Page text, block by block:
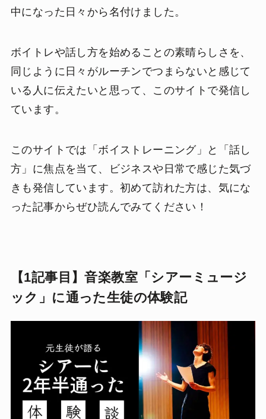
中になった日々から名付けました。
ボイトレや話し方を始めることの素晴らしさを、
同じように日々がルーチンでつまらないと感じて
いる人に伝えたいと思って、このサイトで発信し
ています。
このサイトでは「ボイストレーニング」と「話し
方」に焦点を当て、ビジネスや日常で感じた気づ
きも発信しています。初めて訪れた方は、気にな
った記事からぜひ読んでみてください！
【1記事目】音楽教室「シアーミュージ
ック」に通った生徒の体験記